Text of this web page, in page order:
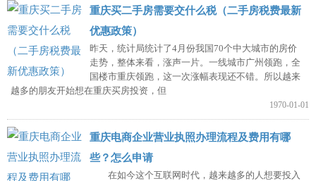
重庆买二手房需要交什么税（二手房税费最新
优惠政策）
昨天，统计局统计了4月份我国70个中大城市的房价
走势，整体来看，涨声一片。一线城市广州领跑，全
国楼市重庆领跑，这一次涨幅表现还不错。所以越来
越多的朋友开始想在重庆买房投资，但
1970-01-01
重庆电商企业营业执照办理流程及费用有哪
些？怎么申请
在如今这个互联网时代，越来越多的人想要投入